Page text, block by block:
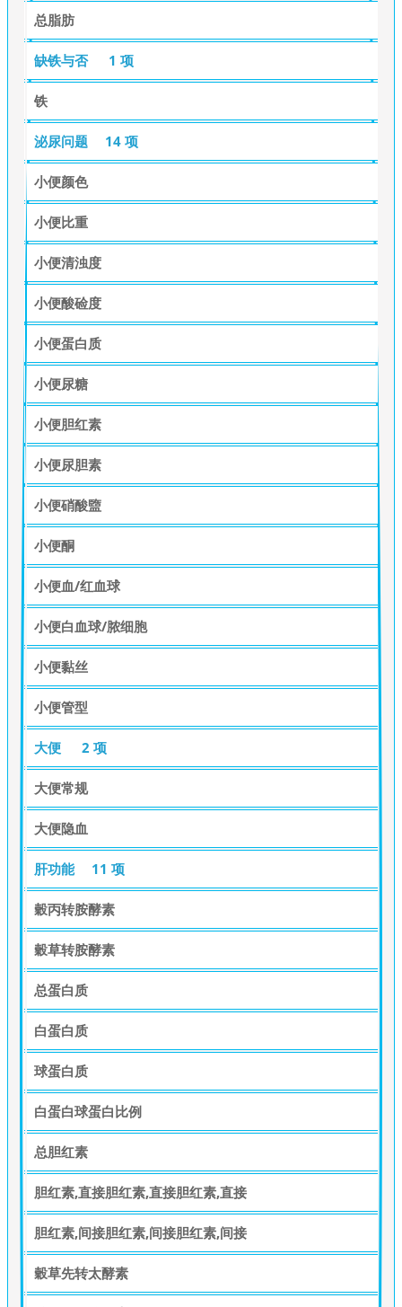
总脂肪
缺铁与否 1 项
铁
泌尿问题 14 项
小便颜色
小便比重
小便清浊度
小便酸硷度
小便蛋白质
小便尿糖
小便胆红素
小便尿胆素
小便硝酸盬
小便酮
小便血/红血球
小便白血球/脓细胞
小便黏丝
小便管型
大便 2 项
大便常规
大便隐血
肝功能 11 项
穀丙转胺酵素
穀草转胺酵素
总蛋白质
白蛋白质
球蛋白质
白蛋白球蛋白比例
总胆红素
胆红素,直接胆红素,直接胆红素,直接
胆红素,间接胆红素,间接胆红素,间接
穀草先转太酵素